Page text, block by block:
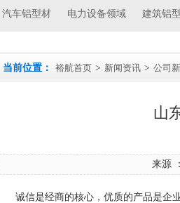
汽车铝型材 电力设备领域 建筑铝
当前位置： 裕航首页 > 新闻资讯 > 公司
山
来源
诚信是经商的核心，优质的产品是企业